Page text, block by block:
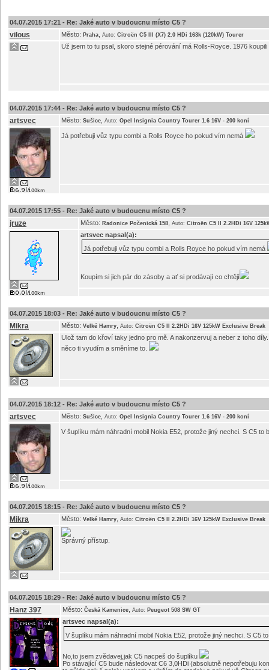
04.07.2015 17:21 - Re: Jaké auto v budoucnu místo C5 ?
vilous Město: Praha Auto: Citroën C5 III (X7) 2.0 HDi 163k (120kW) Tourer
Už jsem to tu psal, skoro stejné pérování má Rolls-Royce. 1976
04.07.2015 17:44 - Re: Jaké auto v budoucnu místo C5 ?
artsvec Město: Sušice Auto: Opel Insignia Country Tourer 1.6 16V - 200 koní
Já potřebuji vůz typu combi a Rolls Royce ho pokud vím nemá
04.07.2015 17:55 - Re: Jaké auto v budoucnu místo C5 ?
jruze Město: Radonice Počenická 158 Auto: Citroën C5 II 2.2HDi 16V
artsvec napsal(a):
Já potřebuji vůz typu combi a Rolls Royce ho pokud vím nemá
Koupím si jich pár do zásoby a ať si prodávají co chtějí
04.07.2015 18:03 - Re: Jaké auto v budoucnu místo C5 ?
Mikra Město: Velké Hamry Auto: Citroën C5 II 2.2HDi 16V 125kW Exclusive Break
Ulož tam do křoví taky jedno pro mě. A nakonzervuj a neber z toho
něco ti vyudím a směníme to.
04.07.2015 18:12 - Re: Jaké auto v budoucnu místo C5 ?
artsvec Město: Sušice Auto: Opel Insignia Country Tourer 1.6 16V - 200 koní
V šuplíku mám náhradní mobil Nokia E52, protože jiný nechci. S C5 to
04.07.2015 18:15 - Re: Jaké auto v budoucnu místo C5 ?
Mikra Město: Velké Hamry Auto: Citroën C5 II 2.2HDi 16V 125kW Exclusive Break
Správný přístup.
04.07.2015 18:29 - Re: Jaké auto v budoucnu místo C5 ?
Hanz 397 Město: Česká Kamenice Auto: Peugeot 508 SW GT
artsvec napsal(a):
V šuplíku mám náhradní mobil Nokia E52, protože jiný nechci. S C5
No,to jsem zvědavej,jak C5 nacpeš do šuplíku
Po stávající C5 bude následovat C6 3,0HDi (absolutně nepotřebuju